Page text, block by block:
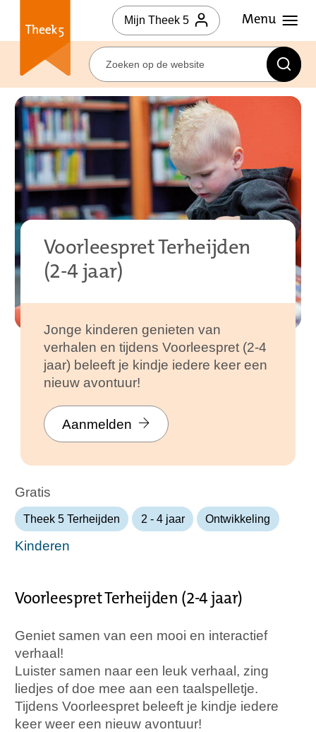
Mijn Theek 5
Voorleespret Terheijden
(2-4 jaar)
Jonge kinderen genieten van
verhalen en tijdens Voorleespret (2-4
jaar) beleeft je kindje iedere keer een
nieuw avontuur!
Aanmelden
Gratis
Theek 5 Terheijden 2 - 4 jaar Ontwikkeling
Kinderen
Voorleespret Terheijden (2-4 jaar)
Geniet samen van een mooi en interactief
verhaal!
Luister samen naar een leuk verhaal, zing
liedjes of doe mee aan een taalspelletje.
Tijdens Voorleespret beleeft je kindje iedere
keer weer een nieuw avontuur!